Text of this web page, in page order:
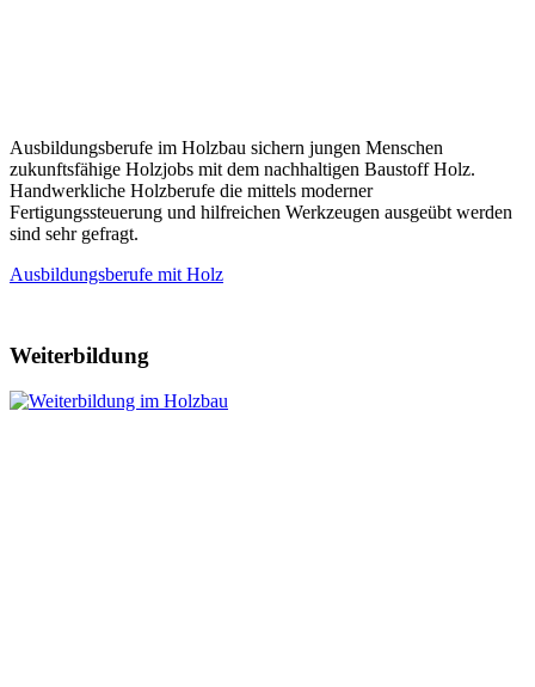
Ausbildungsberufe im Holzbau sichern jungen Menschen
zukunftsfähige Holzjobs mit dem nachhaltigen Baustoff Holz.
Handwerkliche Holzberufe die mittels moderner
Fertigungssteuerung und hilfreichen Werkzeugen ausgeübt werden
sind sehr gefragt.
Ausbildungsberufe mit Holz
Weiterbildung